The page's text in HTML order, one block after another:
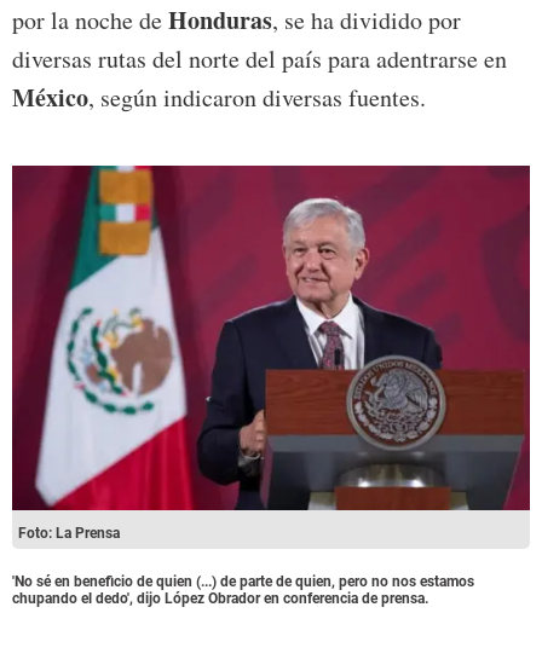
por la noche deHonduras, se ha dividido por
diversas rutas del norte del país para adentrarse en
México, según indicaron diversas fuentes.
Foto: La Prensa
'No sé en beneficio de quien (...) de parte de quien, pero no nos estamos
chupando el dedo', dijo López Obrador en conferencia de prensa.